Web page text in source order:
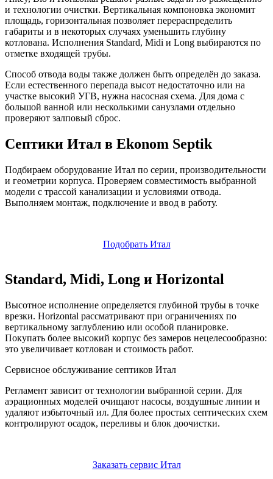
и технологии очистки. Вертикальная компоновка экономит
площадь, горизонтальная позволяет перераспределить
габариты и в некоторых случаях уменьшить глубину
котлована. Исполнения Standard, Midi и Long выбираются по
отметке входящей трубы.
Способ отвода воды также должен быть определён до заказа.
Если естественного перепада высот недостаточно или на
участке высокий УГВ, нужна насосная схема. Для дома с
большой ванной или несколькими санузлами отдельно
проверяют залповый сброс.
Септики Итал в Ekonom Septik
Подбираем оборудование Итал по серии, производительности
и геометрии корпуса. Проверяем совместимость выбранной
модели с трассой канализации и условиями отвода.
Выполняем монтаж, подключение и ввод в работу.
Подобрать Итал
Standard, Midi, Long и Horizontal
Высотное исполнение определяется глубиной трубы в точке
врезки. Horizontal рассматривают при ограничениях по
вертикальному заглублению или особой планировке.
Покупать более высокий корпус без замеров нецелесообразно:
это увеличивает котлован и стоимость работ.
Сервисное обслуживание септиков Итал
Регламент зависит от технологии выбранной серии. Для
аэрационных моделей очищают насосы, воздушные линии и
удаляют избыточный ил. Для более простых септических схем
контролируют осадок, переливы и блок доочистки.
Заказать сервис Итал